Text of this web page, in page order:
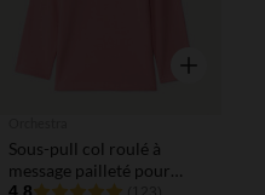
Aperçu
Sous-pull col roulé à
message pailleté pour